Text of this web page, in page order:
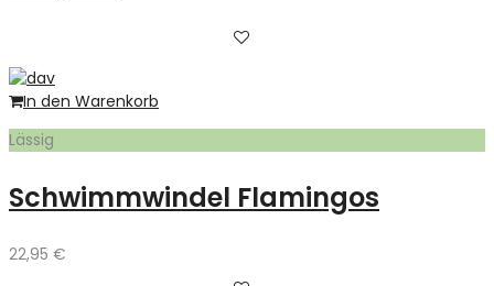
In den Warenkorb
Lässig
Schwimmwindel Flamingos
22,95 €